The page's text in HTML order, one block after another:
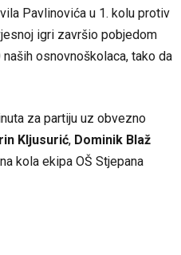
Pavlinovića u 1. kolu protiv
igri završio pobjedom
osnovnoškolaca, tako da
za partiju uz obvezno
Kljusurić, Dominik Blaž
kola ekipa OŠ Stjepana